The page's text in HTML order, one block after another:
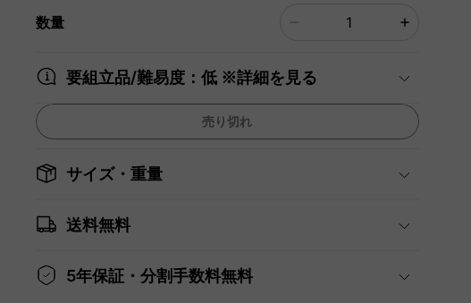
数量
要組立品/難易度：低 ※詳細を見る
売り切れ
サイズ・重量
送料無料
5年保証・分割手数料無料